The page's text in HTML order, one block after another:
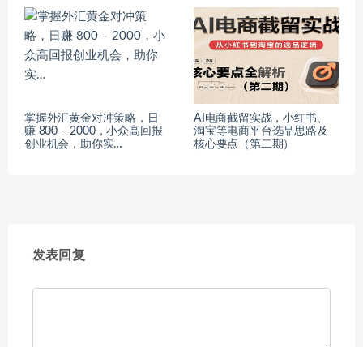
掌握外汇黄金对冲策略，日
赚 800 – 2000，小众高回报
创业机会，助你实…
AI电商截留实战，小红书、
淘宝等电商平台选品思路及
核心要点（第二期）
发表回复